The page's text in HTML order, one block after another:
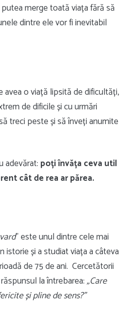
merge toată viața fără să
dintre ele vor fi inevitabil
o viață lipsită de dificultăți,
de dificile și cu urmări
treci peste și să înveți anumite
adevărat: poți învăța ceva util
cât de rea ar părea.
” este unul dintre cele mai
istorie și a studiat viața a câteva
de 75 de ani. Cercetătorii
la întrebarea:„Care
și pline de sens?”